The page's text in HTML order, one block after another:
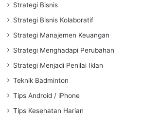
Strategi Bisnis
Strategi Bisnis Kolaboratif
Strategi Manajemen Keuangan
Strategi Menghadapi Perubahan
Strategi Menjadi Penilai Iklan
Teknik Badminton
Tips Android / iPhone
Tips Kesehatan Harian